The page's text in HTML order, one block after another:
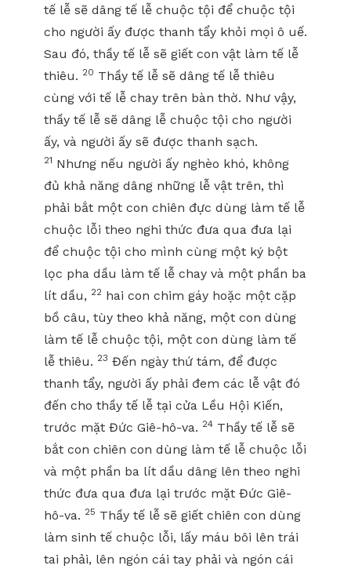
tế lễ sẽ dâng tế lễ chuộc tội để chuộc tội
cho người ấy được thanh tẩy khỏi mọi ô uế.
Sau đó, thầy tế lễ sẽ giết con vật làm tế lễ
thiêu. 20 Thầy tế lễ sẽ dâng tế lễ thiêu
cùng với tế lễ chay trên bàn thờ. Như vậy,
thầy tế lễ sẽ dâng lễ chuộc tội cho người
ấy, và người ấy sẽ được thanh sạch.
21 Nhưng nếu người ấy nghèo khó, không
đủ khả năng dâng những lễ vật trên, thì
phải bắt một con chiên đực dùng làm tế lễ
chuộc lỗi theo nghi thức đưa qua đưa lại
để chuộc tội cho mình cùng một ký bột
lọc pha dầu làm tế lễ chay và một phần ba
lít dầu, 22 hai con chim gáy hoặc một cặp
bồ câu, tùy theo khả năng, một con dùng
làm tế lễ chuộc tội, một con dùng làm tế
lễ thiêu. 23 Đến ngày thứ tám, để được
thanh tẩy, người ấy phải đem các lễ vật đó
đến cho thầy tế lễ tại cửa Lều Hội Kiến,
trước mặt Đức Giê-hô-va. 24 Thầy tế lễ sẽ
bắt con chiên con dùng làm tế lễ chuộc lỗi
và một phần ba lít dầu dâng lên theo nghi
thức đưa qua đưa lại trước mặt Đức Giê-
hô-va. 25 Thầy tế lễ sẽ giết chiên con dùng
làm sinh tế chuộc lỗi, lấy máu bôi lên trái
tai phải, lên ngón cái tay phải và ngón cái